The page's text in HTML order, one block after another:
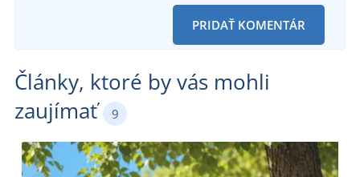
PRIDAŤ KOMENTÁR
Články, ktoré by vás mohli
zaujímať
9